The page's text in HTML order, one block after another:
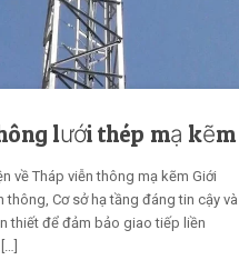
lưới thép mạ kẽm
về Tháp viễn thông mạ kẽm Giới
thông, Cơ sở hạ tầng đáng tin cậy và
thiết để đảm bảo giao tiếp liền
[…]